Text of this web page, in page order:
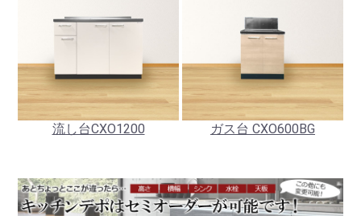
流し台CXO1200 ガス台 CXO600BG